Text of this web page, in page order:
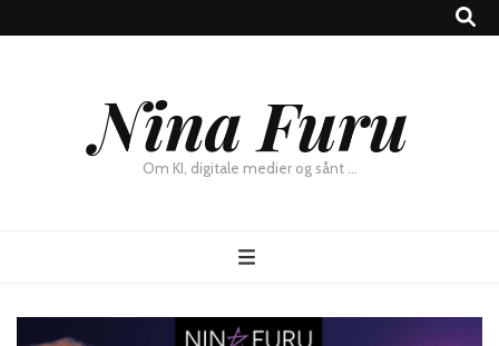
Nina Furu
Om KI, digitale medier og sånt …